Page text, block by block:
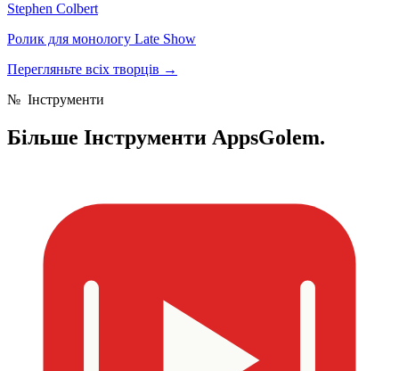
Stephen Colbert
Ролик для монологу Late Show
Перегляньте всіх творців →
№ Інструменти
Більше Інструменти AppsGolem.